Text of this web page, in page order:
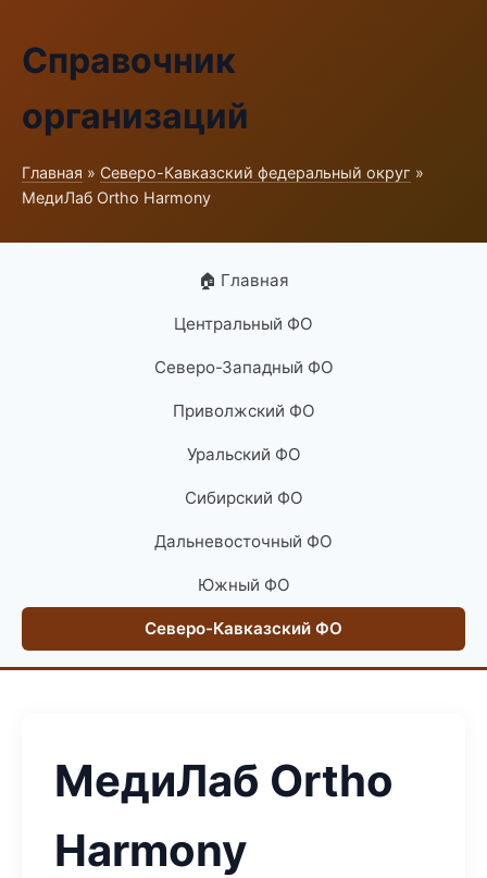
Справочник
организаций
Главная » Северо-Кавказский федеральный округ »
МедиЛаб Ortho Harmony
🏠 Главная
Центральный ФО
Северо-Западный ФО
Приволжский ФО
Уральский ФО
Сибирский ФО
Дальневосточный ФО
Южный ФО
Северо-Кавказский ФО
МедиЛаб Ortho
Harmony